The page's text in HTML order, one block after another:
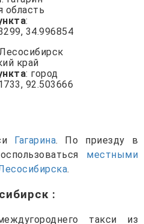
область
:
34.996854
край
: город
92.503666
Гагарина. По приезду в
местными
.
:
такси из